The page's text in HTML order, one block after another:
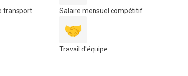
transport Salaire mensuel compétitif
🤝
Travail d'équipe